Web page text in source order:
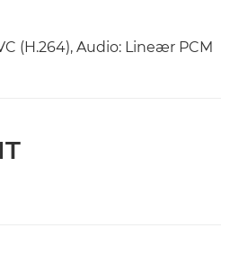
(H.264), Audio: Lineær PCM